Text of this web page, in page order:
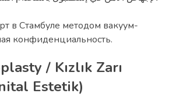
в Стамбуле методом вакуум-
конфиденциальность.
/ Kızlık Zarı
Estetik)